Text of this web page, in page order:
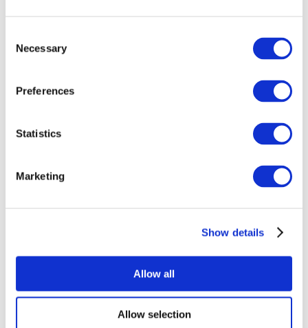
Selection
Necessary
Preferences
Statistics
Marketing
Show details
Allow all
Allow selection
Все
мероприятия